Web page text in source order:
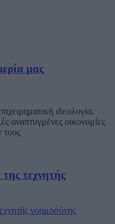
μας
ιδεολογία,
αναπτυγμένες οικονομίες
τους
τεχνητής